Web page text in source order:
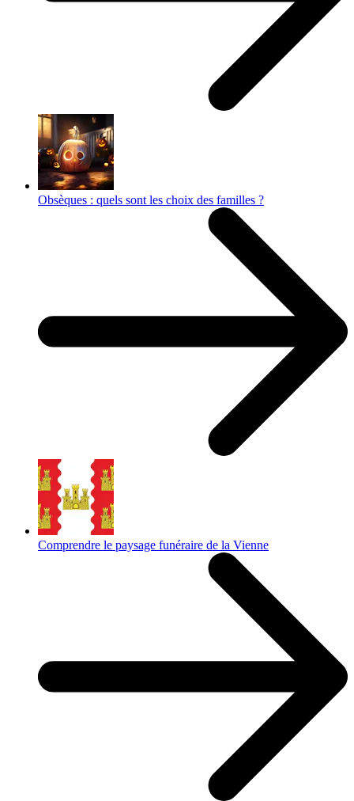
Obsèques : quels sont les choix des familles ?
Comprendre le paysage funéraire de la Vienne